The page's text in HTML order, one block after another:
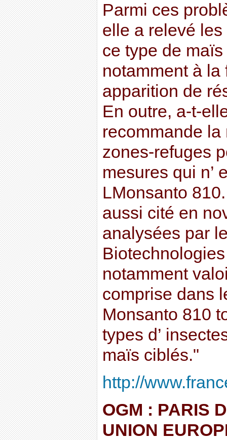
Parmi ces
elle a relevé
ce type de maïs
notamment à la
apparition de
En outre, a-t-
recommande
zones-refuges
mesures qui n’
LMonsanto
aussi cité en
analysées par
notamment
comprise dans
Monsanto 810
types d’
maïs ciblés."
http://
OGM : PARIS
UNION